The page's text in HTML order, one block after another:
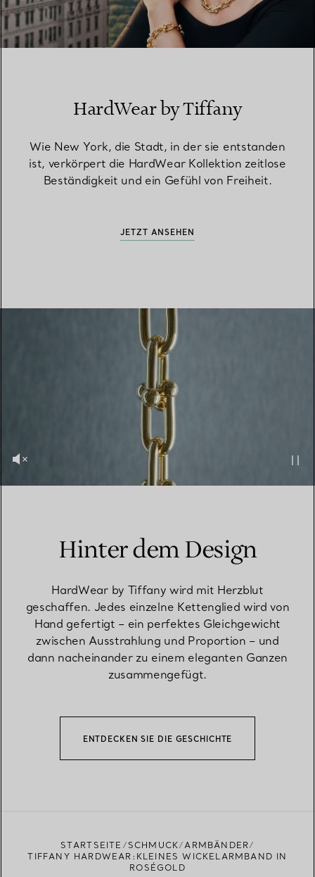
HardWear by Tiffany
Wie New York, die Stadt, in der sie entstanden
ist, verkörpert die HardWear Kollektion zeitlose
Beständigkeit und ein Gefühl von Freiheit.
JETZT ANSEHEN
Hinter dem Design
HardWear by Tiffany wird mit Herzblut
geschaffen. Jedes einzelne Kettenglied wird von
Hand gefertigt – ein perfektes Gleichgewicht
zwischen Ausstrahlung und Proportion – und
dann nacheinander zu einem eleganten Ganzen
zusammengefügt.
ENTDECKEN SIE DIE GESCHICHTE
STARTSEITE SCHMUCK
ARMBÄNDER
TIFFANY HARDWEAR:KLEINES WICKELARMBAND IN
ROSÉGOLD